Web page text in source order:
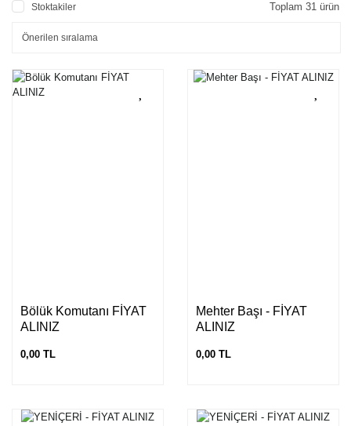
Stoktakiler Toplam 31 ürün
Bölük Komutanı FİYAT
ALINIZ
0,00 TL
Mehter Başı - FİYAT
ALINIZ
0,00 TL